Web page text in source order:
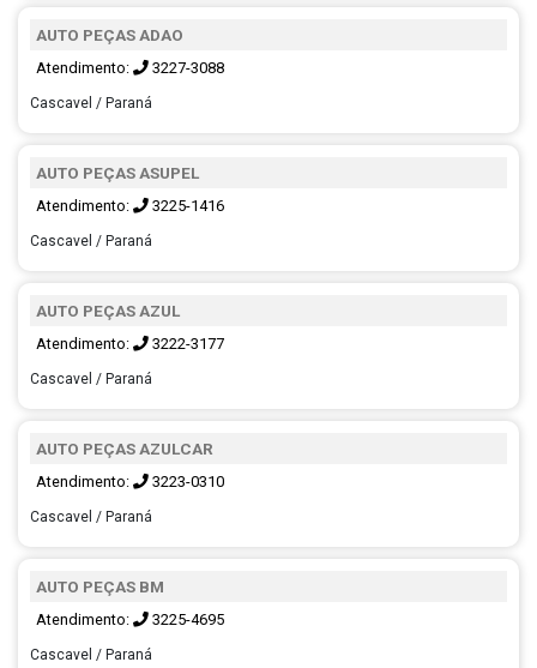
AUTO PEÇAS ADAO
Atendimento: 3227-3088
Cascavel / Paraná
AUTO PEÇAS ASUPEL
Atendimento: 3225-1416
Cascavel / Paraná
AUTO PEÇAS AZUL
Atendimento: 3222-3177
Cascavel / Paraná
AUTO PEÇAS AZULCAR
Atendimento: 3223-0310
Cascavel / Paraná
AUTO PEÇAS BM
Atendimento: 3225-4695
Cascavel / Paraná